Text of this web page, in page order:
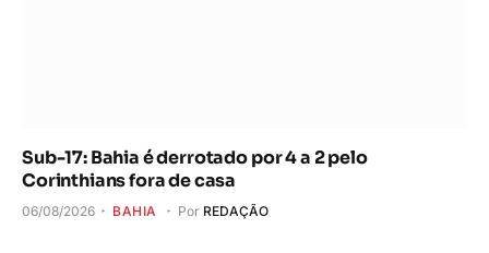
Sub-17: Bahia é derrotado por 4 a 2 pelo
Corinthians fora de casa
06/08/2026 BAHIA Por REDAÇÃO